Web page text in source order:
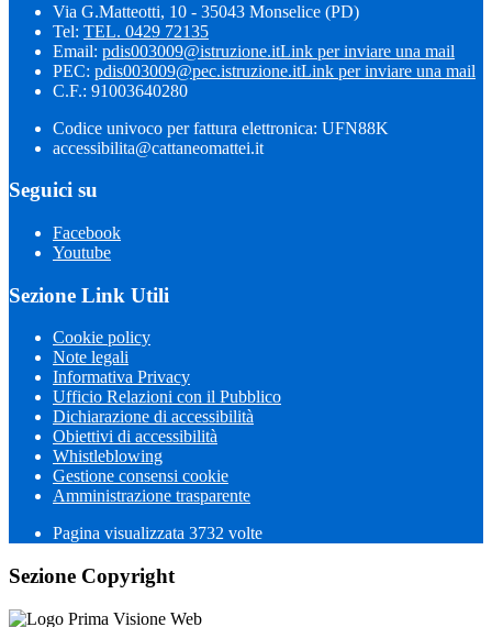
Via G.Matteotti, 10 - 35043 Monselice (PD)
Tel: TEL. 0429 72135
Email: pdis003009@istruzione.itLink per inviare una mail
PEC: pdis003009@pec.istruzione.itLink per inviare una mail
C.F.: 91003640280
Codice univoco per fattura elettronica: UFN88K
accessibilita@cattaneomattei.it
Seguici su
Facebook
Youtube
Sezione Link Utili
Cookie policy
Note legali
Informativa Privacy
Ufficio Relazioni con il Pubblico
Dichiarazione di accessibilità
Obiettivi di accessibilità
Whistleblowing
Gestione consensi cookie
Amministrazione trasparente
Pagina visualizzata 3732 volte
Sezione Copyright